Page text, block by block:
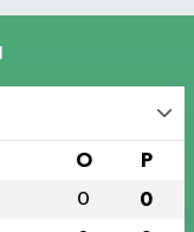
1 A Merkez Elazığ
B Merkez Elazığ
O P
0 0